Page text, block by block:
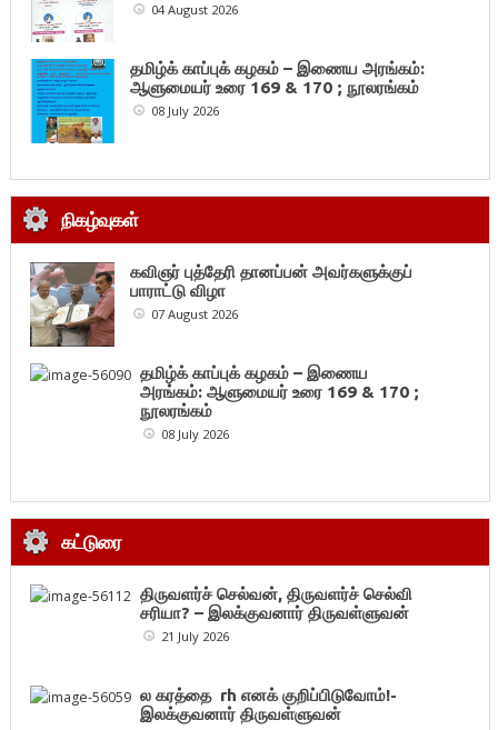
04 August 2026
தமிழ்க் காப்புக் கழகம் – இணைய அரங்கம்:
ஆளுமையர் உரை 169 & 170 ; நூலரங்கம்
08 July 2026
நிகழ்வுகள்
கவிஞர் புத்தேரி தானப்பன் அவர்களுக்குப்
பாராட்டு விழா
07 August 2026
தமிழ்க் காப்புக் கழகம் – இணைய
அரங்கம்: ஆளுமையர் உரை 169 & 170 ;
நூலரங்கம்
08 July 2026
கட்டுரை
திருவளர்ச் செல்வன், திருவளர்ச் செல்வி
சரியா? – இலக்குவனார் திருவள்ளுவன்
21 July 2026
ல கரத்தை rh எனக் குறிப்பிடுவோம்!-
இலக்குவனார் திருவள்ளுவன்